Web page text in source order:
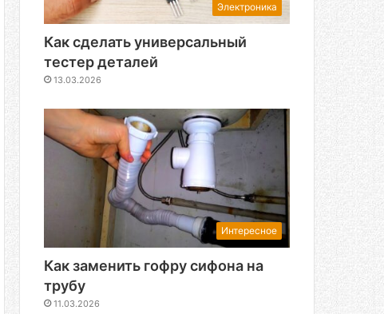
Электроника
Как сделать универсальный
тестер деталей
13.03.2026
Интересное
Как заменить гофру сифона на
трубу
11.03.2026